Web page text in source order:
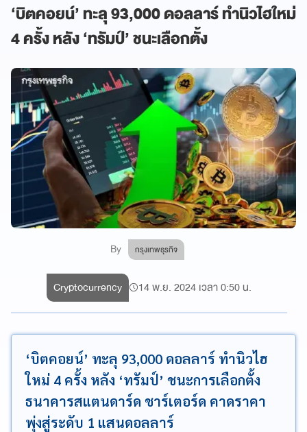
‘บิตคอยน์’ ทะลุ 93,000 ดอลลาร์ ทำนิวไฮใหม่
4 ครั้ง หลัง ‘ทรัมป์’ ชนะเลือกตั้ง
By กรุงเทพธุรกิจ
Cryptocurrency 14 พ.ย. 2024 เวลา 0:50 น.
‘บิตคอยน์’ ทะลุ 93,000 ดอลลาร์ ทำนิวไฮ
ใหม่ 4 ครั้ง หลัง ‘ทรัมป์’ ชนะการเลือกตั้ง
ธนาคารสแตนดาร์ด ชาร์เตอร์ด คาดราคา
พุ่งสู่ระดับ 1 แสนดอลลาร์